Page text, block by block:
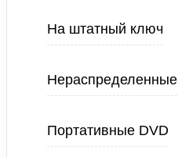
На штатный ключ
Нераспределенные
Портативные DVD